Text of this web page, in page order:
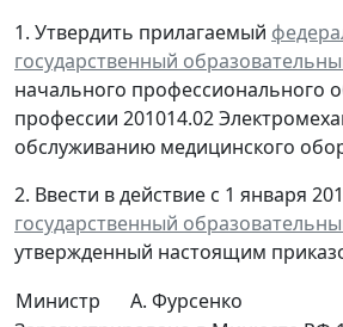
1. Утвердить прилагаемый
государственный
начального профессионального
профессии 201014.02
обслуживанию медицинского
2. Ввести в действие с 1 января
государственный
утвержденный настоящим
Министр
А. Фурсенко